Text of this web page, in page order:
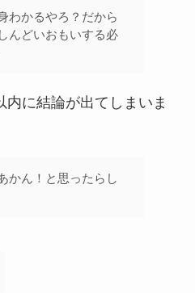
わかるやろ？だから
んどいおもいする必
に結論が出てしまいま
かん！と思ったらし